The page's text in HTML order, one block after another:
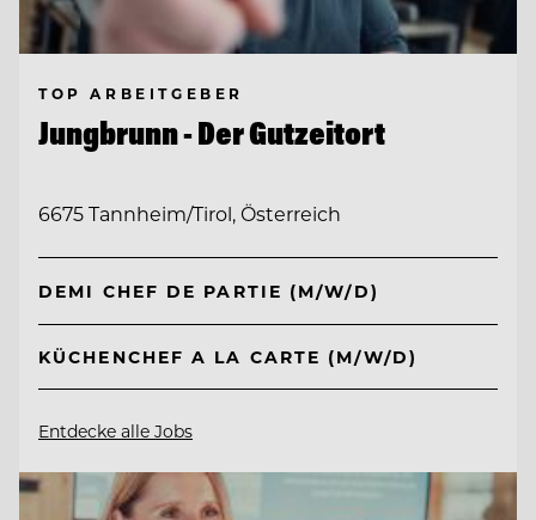
TOP ARBEITGEBER
Jungbrunn - Der Gutzeitort
6675 Tannheim/Tirol, Österreich
DEMI CHEF DE PARTIE (M/W/D)
KÜCHENCHEF A LA CARTE (M/W/D)
Entdecke alle Jobs